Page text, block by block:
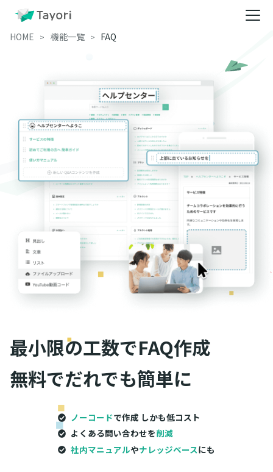
HOME 機能一覧 FAQ
最小限の工数でFAQ作成
無料でだれでも簡単に
ノーコードで作成 しかも低コスト
よくある問い合わせを削減
社内マニュアルやナレッジベースにも